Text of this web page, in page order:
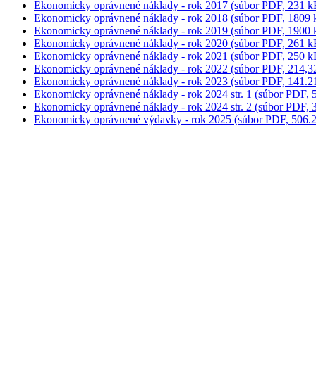
Ekonomicky oprávnené náklady - rok 2020 (súbor PDF, 261
Ekonomicky oprávnené náklady - rok 2021 (súbor PDF, 250
Ekonomicky oprávnené náklady - rok 2022 (súbor PDF,
Ekonomicky oprávnené náklady - rok 2023 (súbor PDF, 141.21
Ekonomicky oprávnené náklady - rok 2024 str. 1 (súbor PDF,
Ekonomicky oprávnené náklady - rok 2024 str. 2 (súbor PDF,
Ekonomicky oprávnené výdavky - rok 2025 (súbor PDF,